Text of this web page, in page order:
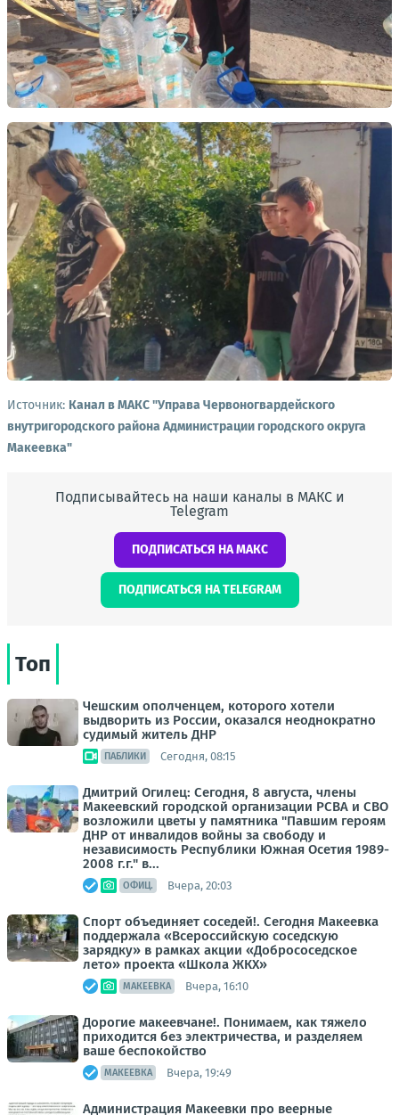
Источник: Канал в МАКС "Управа Червоногвардейского
внутригородского района Администрации городского округа
Макеевка"
Подписывайтесь на наши каналы в МАКС и
Telegram
ПОДПИСАТЬСЯ НА МАКС
ПОДПИСАТЬСЯ НА TELEGRAM
Топ
Чешским ополченцем, которого хотели
выдворить из России, оказался неоднократно
судимый житель ДНР
ПАБЛИКИ Сегодня, 08:15
Дмитрий Огилец: Сегодня, 8 августа, члены
Макеевский городской организации РСВА и СВО
возложили цветы у памятника "Павшим героям
ДНР от инвалидов войны за свободу и
независимость Республики Южная Осетия 1989-
2008 г.г." в...
ОФИЦ. Вчера, 20:03
Спорт объединяет соседей!. Сегодня Макеевка
поддержала «Всероссийскую соседскую
зарядку» в рамках акции «Добрососедское
лето» проекта «Школа ЖКХ»
МАКЕЕВКА Вчера, 16:10
Дорогие макеевчане!. Понимаем, как тяжело
приходится без электричества, и разделяем
ваше беспокойство
МАКЕЕВКА Вчера, 19:49
Администрация Макеевки про веерные